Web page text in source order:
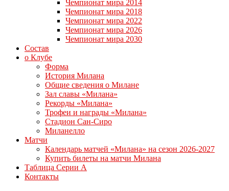
Чемпионат мира 2014
Чемпионат мира 2018
Чемпионат мира 2022
Чемпионат мира 2026
Чемпионат мира 2030
Состав
о Клубе
Форма
История Милана
Общие сведения о Милане
Зал славы «Милана»
Рекорды «Милана»
Трофеи и награды «Милана»
Стадион Сан-Сиро
Миланелло
Матчи
Календарь матчей «Милана» на сезон 2026-2027
Купить билеты на матчи Милана
Таблица Серии А
Контакты